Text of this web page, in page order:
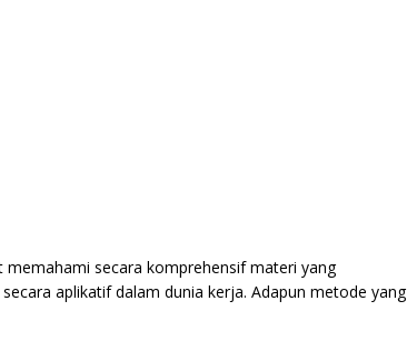
secara komprehensif materi yang
aplikatif dalam dunia kerja. Adapun metode yang